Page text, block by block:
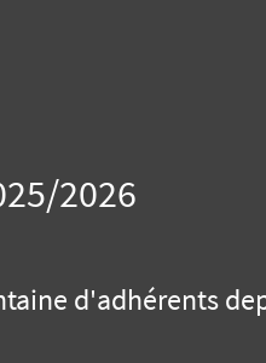
2026
d'adhérents